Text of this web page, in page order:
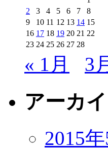
2
3 4 5 6 7
8
9
10 11 12 13 14 15
16 17 18 19 20 21 22
23 24 25 26 27 28
« 1月 3
アーカ
2015年